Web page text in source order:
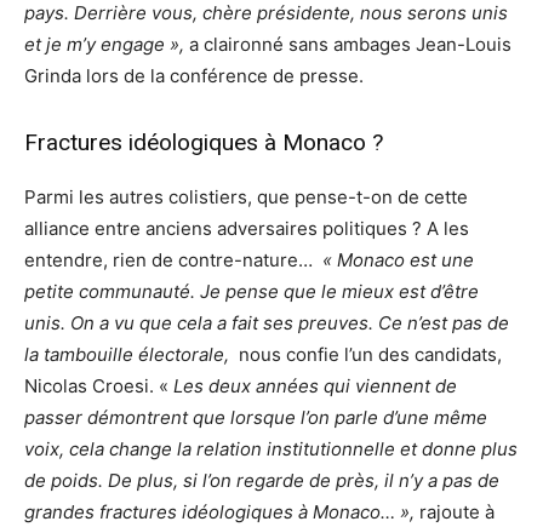
pays. Derrière vous, chère présidente, nous serons unis
et je m’y engage », a claironné sans ambages Jean-Louis
Grinda lors de la conférence de presse.
Fractures idéologiques à Monaco ?
Parmi les autres colistiers, que pense-t-on de cette
alliance entre anciens adversaires politiques ? A les
entendre, rien de contre-nature… « Monaco est une
petite communauté. Je pense que le mieux est d’être
unis. On a vu que cela a fait ses preuves. Ce n’est pas de
la tambouille électorale, nous confie l’un des candidats,
Nicolas Croesi. « Les deux années qui viennent de
passer démontrent que lorsque l’on parle d’une même
voix, cela change la relation institutionnelle et donne plus
de poids. De plus, si l’on regarde de près, il n’y a pas de
grandes fractures idéologiques à Monaco… », rajoute à